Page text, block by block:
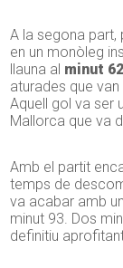
A la segona part,
en un monòleg
llauna al minut 62
aturades que
Aquell gol va ser
Mallorca que va
Amb el partit
temps de
va acabar amb
minut 93. Dos
definitiu